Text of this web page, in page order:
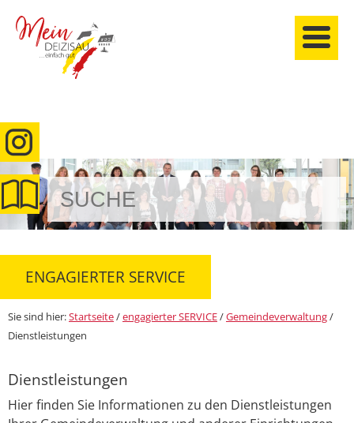
anmelden
ENGAGIERTER SERVICE
Sie sind hier:Startseite/engagierter SERVICE/Gemeindeverwaltung/
Dienstleistungen
Dienstleistungen
Hier finden Sie Informationen zu den Dienstleistungen